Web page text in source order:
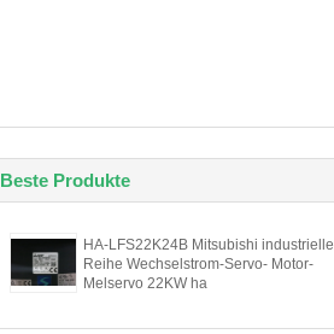
Beste Produkte
HA-LFS22K24B Mitsubishi industrielle
Reihe Wechselstrom-Servo- Motor-
Melservo 22KW ha